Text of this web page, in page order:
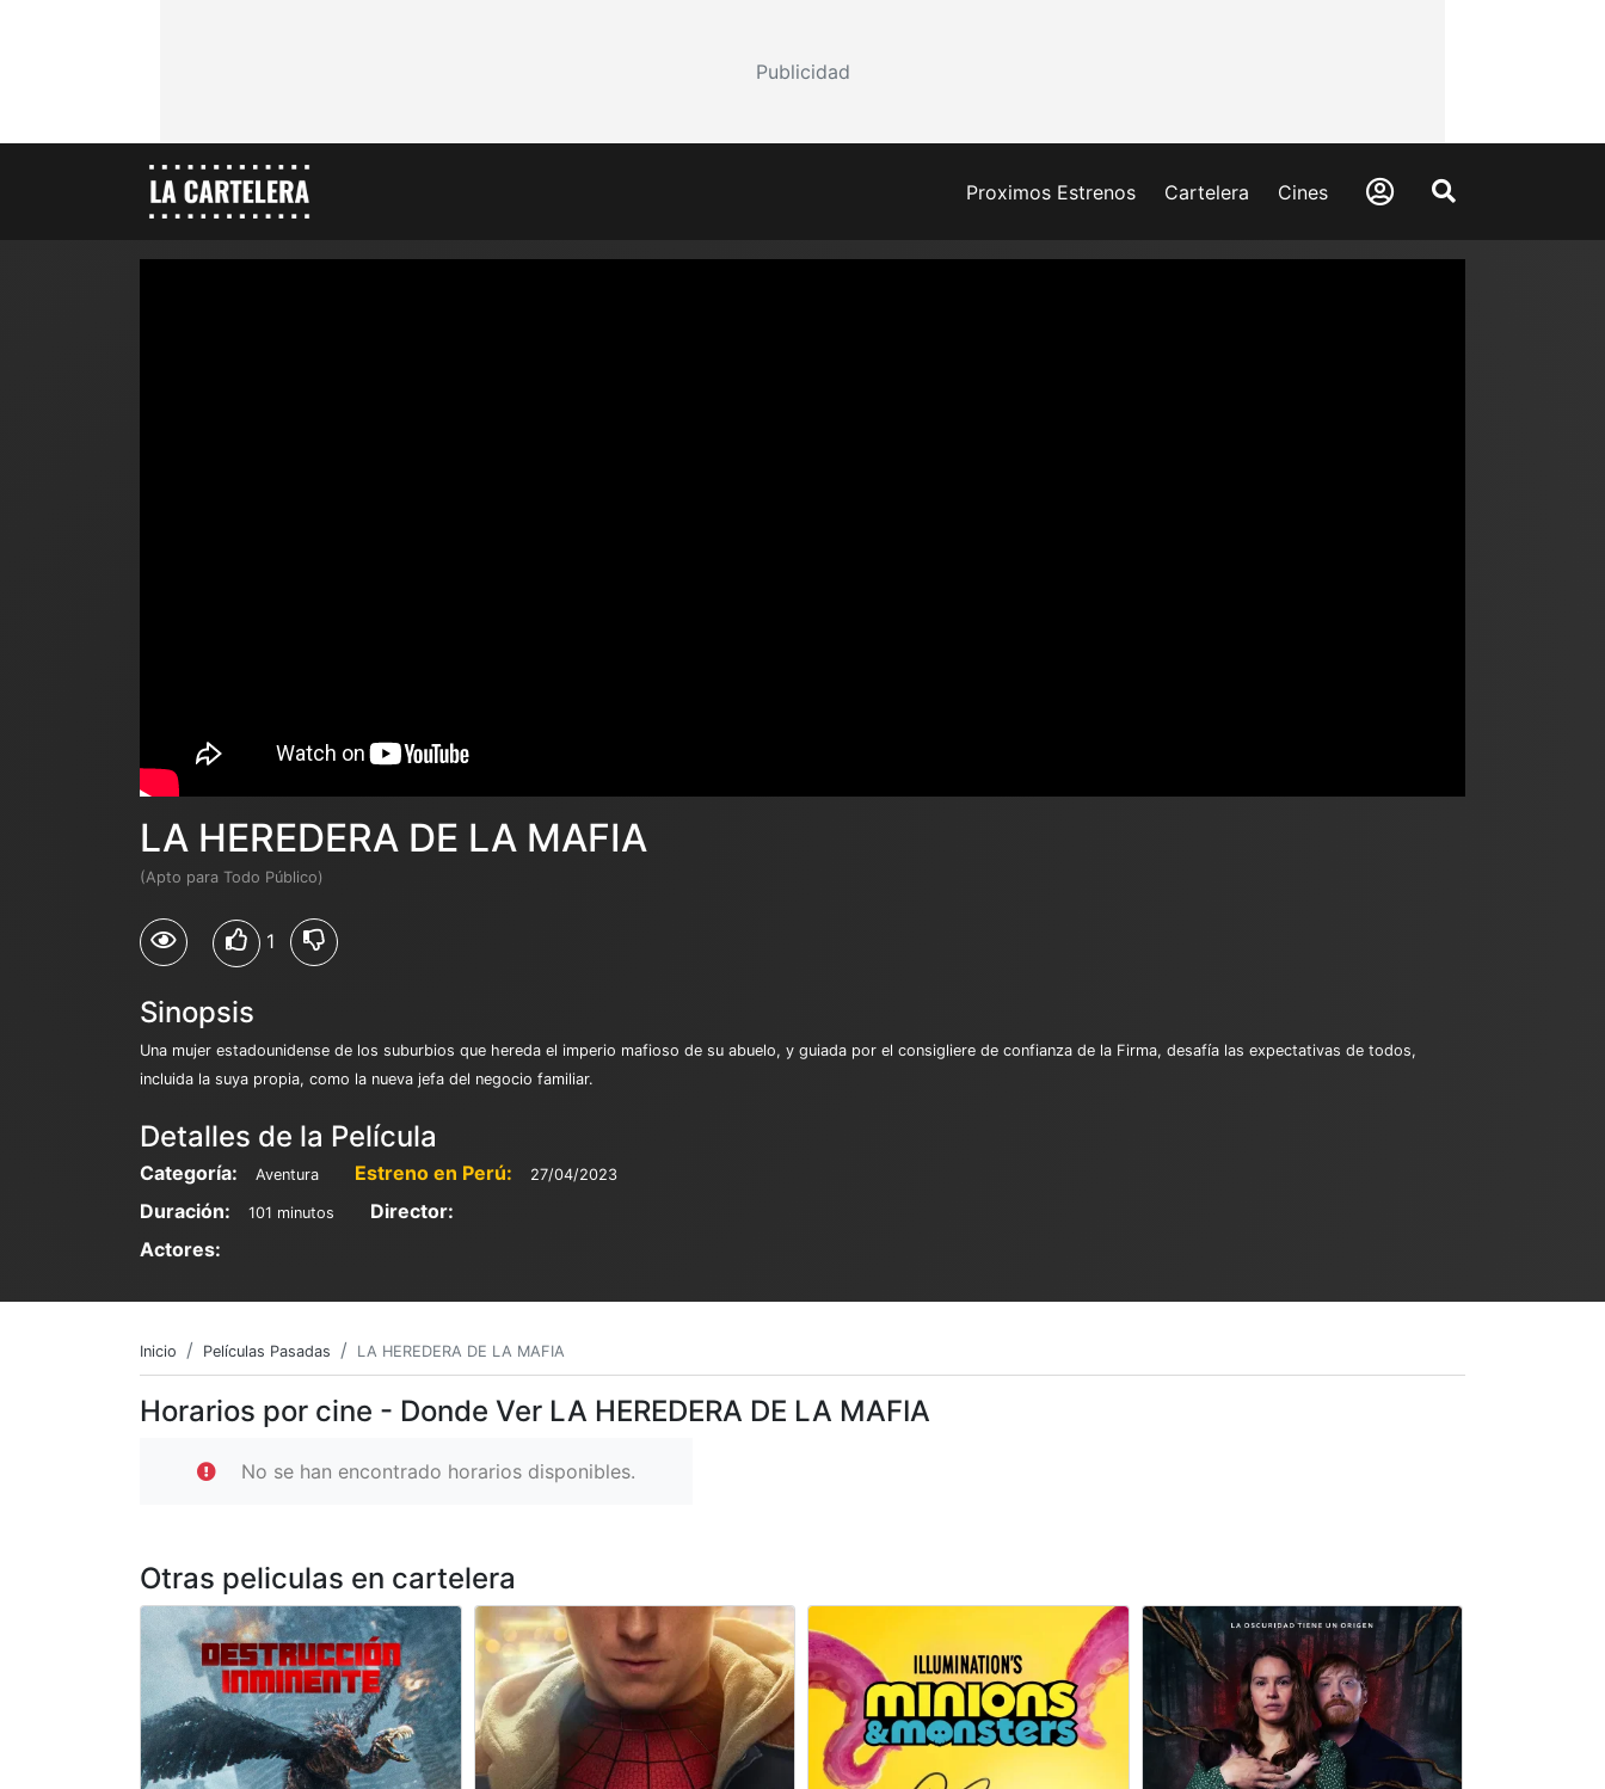
Publicidad
Proximos Estrenos Cartelera Cines
LA HEREDERA DE LA MAFIA
(Apto para Todo Público)
1
Sinopsis
Una mujer estadounidense de los suburbios que hereda el imperio mafioso de su abuelo, y guiada por el consigliere de confianza de la Firma, desafía las expectativas de todos,
incluida la suya propia, como la nueva jefa del negocio familiar.
Detalles de la Película
Categoría: Aventura Estreno en Perú: 27/04/2023
Duración: 101 minutos
Director:
Actores:
Inicio Películas Pasadas LA HEREDERA DE LA MAFIA
Horarios por cine - Donde Ver LA HEREDERA DE LA MAFIA
No se han encontrado horarios disponibles.
Otras peliculas en cartelera